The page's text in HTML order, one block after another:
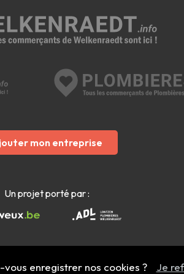
mon entreprise
Un projet porté par :
2022 - 2026 welkenraedt.info
enregistrer nos cookies ? Je